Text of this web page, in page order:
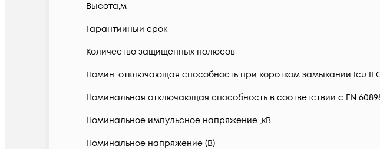
Высота,м
Гарантийный срок
Количество защищенных полюсов
Номин. отключающая способность при коротком замыкании Icu
Номинальная отключающая способность в соответствии с EN
Номинальное импульсное напряжение ,кВ
Номинальное напряжение (В)